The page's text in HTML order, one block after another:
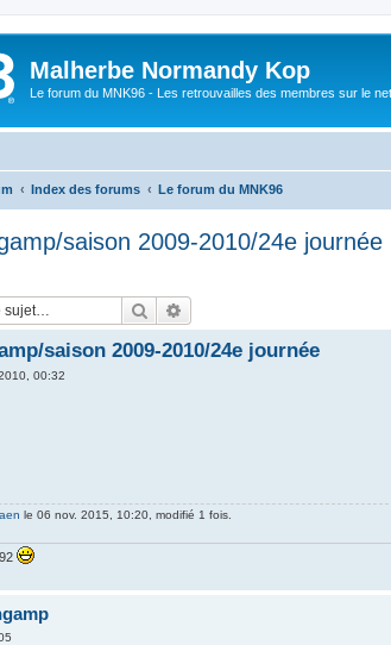
Malherbe Normandy Kop
Le forum du MNK96 - Les retrouvailles des membres sur le
Index des forums Le forum du MNK96
saison 2009-2010/24e journée
Rechercher
saison 2009-2010/24e journée
00:32
le 06 nov. 2015, 10:20, modifié 1 fois.